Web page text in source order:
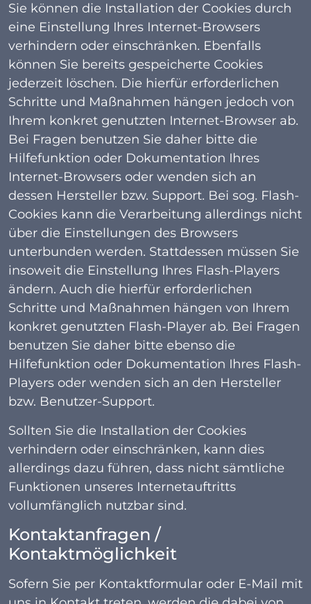
Sie können die Installation der Cookies durch
eine Einstellung Ihres Internet-Browsers
verhindern oder einschränken. Ebenfalls
können Sie bereits gespeicherte Cookies
jederzeit löschen. Die hierfür erforderlichen
Schritte und Maßnahmen hängen jedoch von
Ihrem konkret genutzten Internet-Browser ab.
Bei Fragen benutzen Sie daher bitte die
Hilfefunktion oder Dokumentation Ihres
Internet-Browsers oder wenden sich an
dessen Hersteller bzw. Support. Bei sog. Flash-
Cookies kann die Verarbeitung allerdings nicht
über die Einstellungen des Browsers
unterbunden werden. Stattdessen müssen Sie
insoweit die Einstellung Ihres Flash-Players
ändern. Auch die hierfür erforderlichen
Schritte und Maßnahmen hängen von Ihrem
konkret genutzten Flash-Player ab. Bei Fragen
benutzen Sie daher bitte ebenso die
Hilfefunktion oder Dokumentation Ihres Flash-
Players oder wenden sich an den Hersteller
bzw. Benutzer-Support.
Sollten Sie die Installation der Cookies
verhindern oder einschränken, kann dies
allerdings dazu führen, dass nicht sämtliche
Funktionen unseres Internetauftritts
vollumfänglich nutzbar sind.
Kontaktanfragen /
Kontaktmöglichkeit
Sofern Sie per Kontaktformular oder E-Mail mit